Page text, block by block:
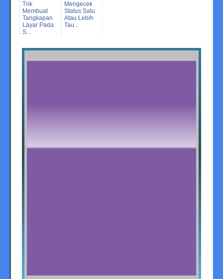
Trik
Membuat
Tangkapan
Layar Pada
S...
Mengecek
Status Satu
Atau Lebih
Tau...